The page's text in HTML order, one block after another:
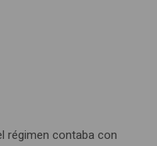
régimen contaba con